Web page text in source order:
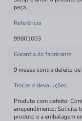
peça.
Referência
99801003
Garantia do fabricante
9 meses contra defeito de
Trocas e devoluções
Produto com defeito:
arrependimento: Solicite
produto e a embalagem